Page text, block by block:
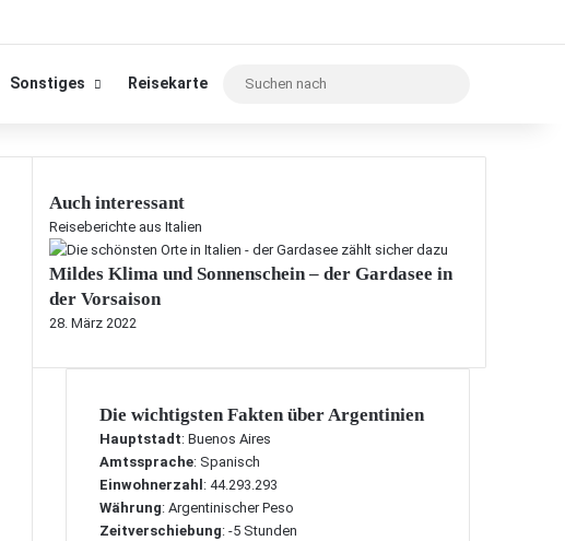
Sonstiges Reisekarte
Auch interessant
S
c
h
l
i
ß
Reiseberichte aus Italien
Mildes Klima und Sonnenschein – der Gardasee in
der Vorsaison
28. März 2022
Die wichtigsten Fakten über Argentinien
Hauptstadt: Buenos Aires
Amtssprache: Spanisch
Einwohnerzahl : 44.293.293
Währung: Argentinischer Peso
Zeitverschiebung: -5 Stunden